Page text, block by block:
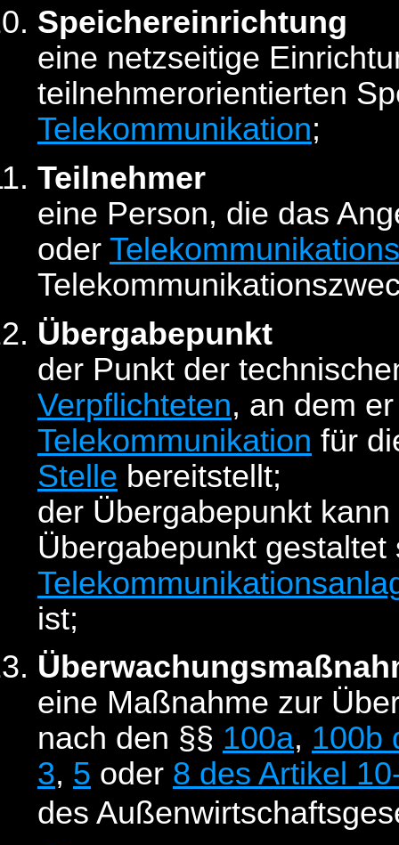
Speichereinrichtung
eine netzseitige
teilnehmerorientierten
Telekommunikation;
Teilnehmer
eine Person, die das
oder
Übergabepunkt
der Punkt der
Verpflichteten, an dem
Telekommunikation für
Stelle bereitstellt;
der Übergabepunkt
Übergabepunkt
ist;
eine Maßnahme zur
nach den §§ 100a, 100b
3, 5 oder 8 des Artikel
des